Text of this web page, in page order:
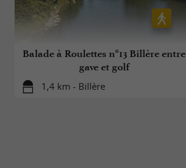
Balade à Roulettes n°13 Billère entre
gave et golf
1,4 km - Billère